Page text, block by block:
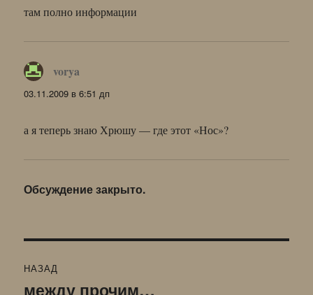
там полно информации
vorya
03.11.2009 в 6:51 дп
а я теперь знаю Хрюшу — где этот «Нос»?
Обсуждение закрыто.
по
НАЗАД
Предыдущая
между прочим…